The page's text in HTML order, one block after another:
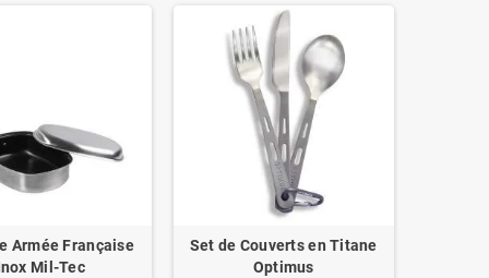
Armée Française
Mil-Tec
Set de Couverts en Titane
Optimus